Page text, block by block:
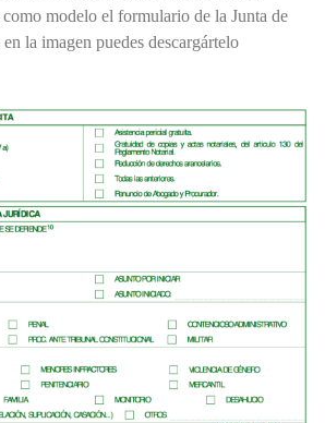
modelo el formulario de la Junta de
la imagen puedes descargártelo